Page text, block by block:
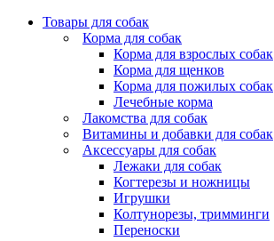
Товары для собак
Корма для собак
Корма для взрослых собак
Корма для щенков
Корма для пожилых собак
Лечебные корма
Лакомства для собак
Витамины и добавки для собак
Аксессуары для собак
Лежаки для собак
Когтерезы и ножницы
Игрушки
Колтунорезы, тримминги
Переноски